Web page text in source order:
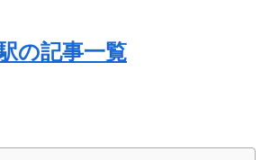
の記事一覧